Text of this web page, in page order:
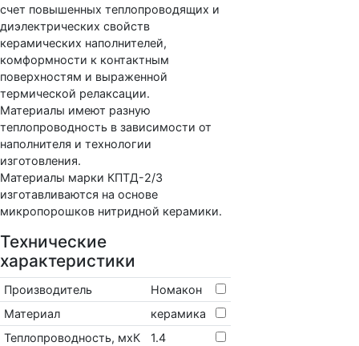
счет повышенных теплопроводящих и
диэлектрических свойств
керамических наполнителей,
комформности к контактным
поверхностям и выраженной
термической релаксации.
Материалы имеют разную
теплопроводность в зависимости от
наполнителя и технологии
изготовления.
Материалы марки КПТД-2/3
изготавливаются на основе
микропорошков нитридной керамики.
Технические
характеристики
Производитель
Номакон
Материал
керамика
Теплопроводность, мхК
1.4